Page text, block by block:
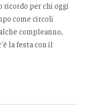
ricordo per chi oggi
come circoli
compleanno,
la festa con il